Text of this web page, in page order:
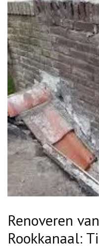
Renoveren
Rookkanaal: